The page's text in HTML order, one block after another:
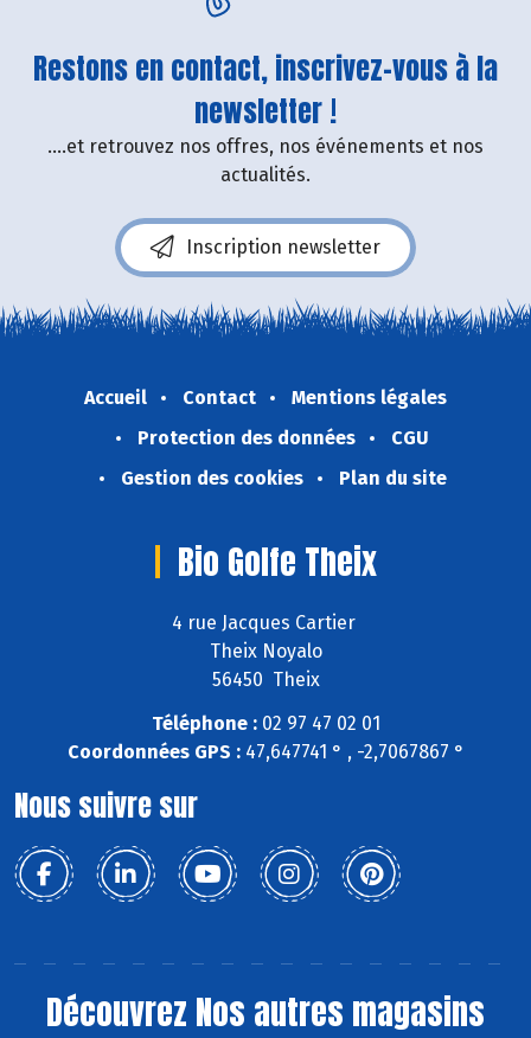
Restons en contact, inscrivez-vous à la
newsletter !
....et retrouvez nos offres, nos événements et nos
actualités.
Inscription newsletter
Accueil Contact
Mentions légales
Protection des données
CGU
Gestion des cookies
Plan du site
Bio Golfe Theix
4 rue Jacques Cartier
Theix Noyalo
56450 Theix
Téléphone :02 97 47 02 01
Coordonnées GPS :47,647741 ° , -2,7067867 °
Nous suivre sur
Découvrez Nos autres magasins